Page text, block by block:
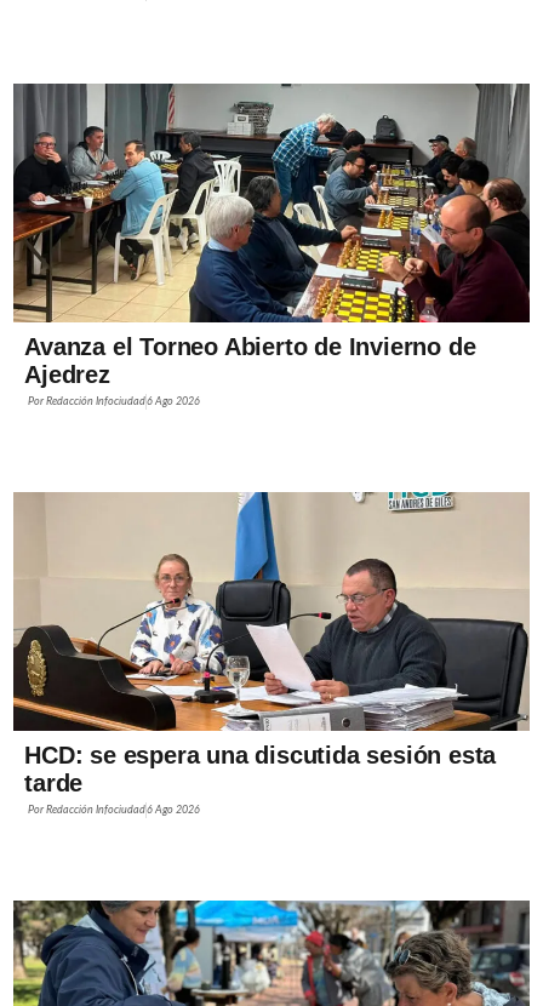
Avanza el Torneo Abierto de Invierno de
Ajedrez
PorRedacción Infociudad6 Ago 2026
HCD: se espera una discutida sesión esta
tarde
PorRedacción Infociudad6 Ago 2026